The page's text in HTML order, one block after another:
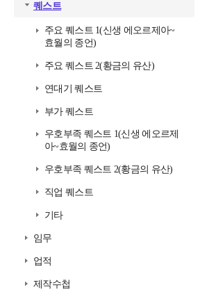
퀘스트
주요 퀘스트 1(신생 에오르제아~
효월의 종언)
주요 퀘스트 2(황금의 유산)
연대기 퀘스트
부가 퀘스트
우호부족 퀘스트 1(신생 에오르제
아~효월의 종언)
우호부족 퀘스트 2(황금의 유산)
직업 퀘스트
기타
임무
업적
제작수첩